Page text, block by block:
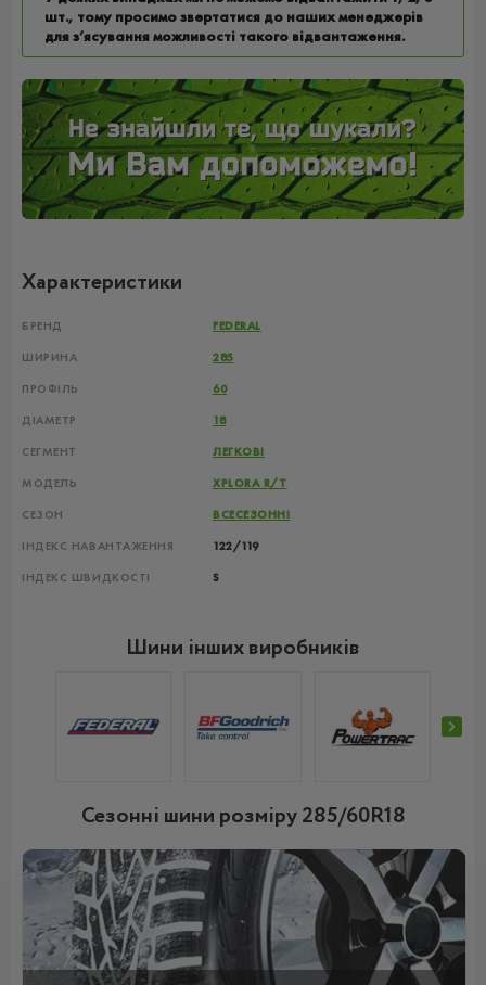
шт., тому просимо звертатися до наших менеджерів
для з’ясування можливості такого відвантаження.
Характеристики
БРЕНД FEDERAL
ШИРИНА 285
ПРОФІЛЬ 60
ДІАМЕТР 18
СЕГМЕНТ ЛЕГКОВІ
МОДЕЛЬ XPLORA R/T
СЕЗОН ВСЕСЕЗОННІ
ІНДЕКС НАВАНТАЖЕННЯ 122/119
ІНДЕКС ШВИДКОСТІ S
Шини інших виробників
Сезонні шини розміру 285/60R18